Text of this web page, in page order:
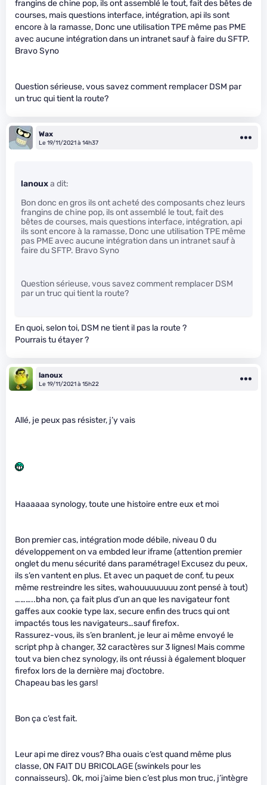
frangins de chine pop, ils ont assemblé le tout, fait des bêtes de
courses, mais questions interface, intégration, api ils sont
encore à la ramasse, Donc une utilisation TPE même pas PME
avec aucune intégration dans un intranet sauf à faire du SFTP.
Bravo Syno
Question sérieuse, vous savez comment remplacer DSM par
un truc qui tient la route?
Wax
Le 19/11/2021 à 14h37
lanouxa dit:
Bon donc en gros ils ont acheté des composants chez leurs
frangins de chine pop, ils ont assemblé le tout, fait des
bêtes de courses, mais questions interface, intégration, api
ils sont encore à la ramasse, Donc une utilisation TPE même
pas PME avec aucune intégration dans un intranet sauf à
faire du SFTP. Bravo Syno
Question sérieuse, vous savez comment remplacer DSM
par un truc qui tient la route?
En quoi, selon toi, DSM ne tient il pas la route ?
Pourrais tu étayer ?
lanoux
Le 19/11/2021 à 15h22
Allé, je peux pas résister, j’y vais
Haaaaaa synology, toute une histoire entre eux et moi
Bon premier cas, intégration mode débile, niveau 0 du
développement on va embded leur iframe (attention premier
onglet du menu sécurité dans paramétrage! Excusez du peux,
ils s’en vantent en plus. Et avec un paquet de conf, tu peux
même restreindre les sites, wahouuuuuuuu zont pensé à tout)
………..bha non, ça fait plus d’un an que les navigateur font
gaffes aux cookie type lax, secure enfin des trucs qui ont
impactés tous les navigateurs…sauf firefox.
Rassurez-vous, ils s’en branlent, je leur ai même envoyé le
script php à changer, 32 caractères sur 3 lignes! Mais comme
tout va bien chez synology, ils ont réussi à également bloquer
firefox lors de la dernière maj d’octobre.
Chapeau bas les gars!
Bon ça c’est fait.
Leur api me direz vous? Bha ouais c’est quand même plus
classe, ON FAIT DU BRICOLAGE (swinkels pour les
connaisseurs). Ok, moi j’aime bien c’est plus mon truc, j’intègre